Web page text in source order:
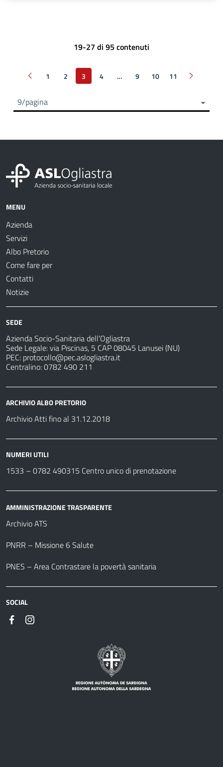
19-27 di 95 contenuti
Pagina precedente
1 2 3 4 … 9 10 11 Pagina
9/pagina
MENU
Azienda
Servizi
Albo Pretorio
Come fare per
Contatti
Notizie
SEDE
Azienda Socio-Sanitaria dell’Ogliastra
Sede Legale: via Piscinas, 5 CAP 08045 Lanusei (NU)
PEC: protocollo@pec.aslogliastra.it
Centralino: 0782 490 211
ARCHIVIO ALBO PRETORIO
Archivio Atti fino al 31.12.2018
NUMERI UTILI
1533 – 0782 490315 Centro unico di prenotazione
AMMINISTRAZIONE TRASPARENTE
Archivio ATS
PNRR – Missione 6 Salute
PNES – Area Contrastare la povertà sanitaria
SOCIAL